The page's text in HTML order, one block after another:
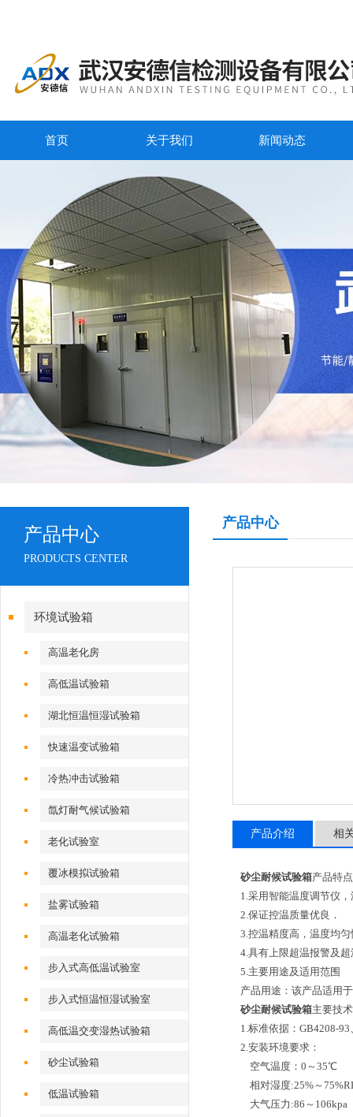
首页 关于我们 新闻动态
产品中心
PRODUCTS CENTER
环境试验箱
高温老化房
高低温试验箱
湖北恒温恒湿试验箱
快速温变试验箱
冷热冲击试验箱
氙灯耐气候试验箱
老化试验室
覆冰模拟试验箱
盐雾试验箱
高温老化试验箱
步入式高低温试验室
步入式恒温恒湿试验室
高低温交变湿热试验箱
砂尘试验箱
低温试验箱
产品中心
产品介绍 相
砂尘耐候试验箱产品特
1.采用智能温度调节仪
2.保证控温质量优良．
3.控温精度高，温度均
4.具有上限超温报警及
5.主要用途及适用范围
产品用途：该产品适用
砂尘耐候试验箱主要技
1.标准依据：GB4208-
2.安装环境要求：
空气温度：0～35℃
相对湿度:25%～
大气压力:86～106kpa